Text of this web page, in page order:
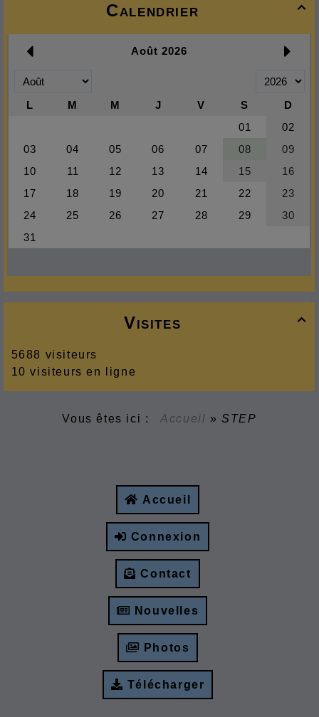

Calendrier

Visites
5688 visiteurs
10 visiteurs en ligne
Vous êtes ici : Accueil »STEP
Accueil
Connexion
Contact
Nouvelles
Photos
Télécharger